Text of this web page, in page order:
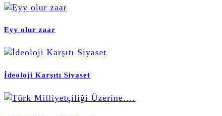
Eyy olur zaar
İdeoloji Karşıtı Siyaset